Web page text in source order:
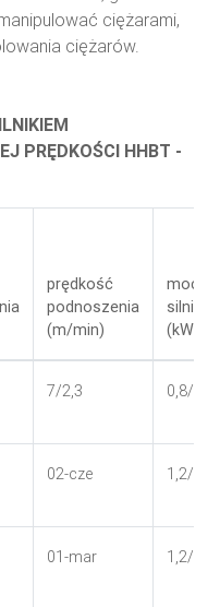
ciężarami,
ciężarów.
PRĘDKOŚCI HHBT -
prędkość
podnoszenia
(m/min)
moc
silnika
(kW)
7/2,3 0,8/
02-cze 1,2/0,4
01-mar 1,2/0,4